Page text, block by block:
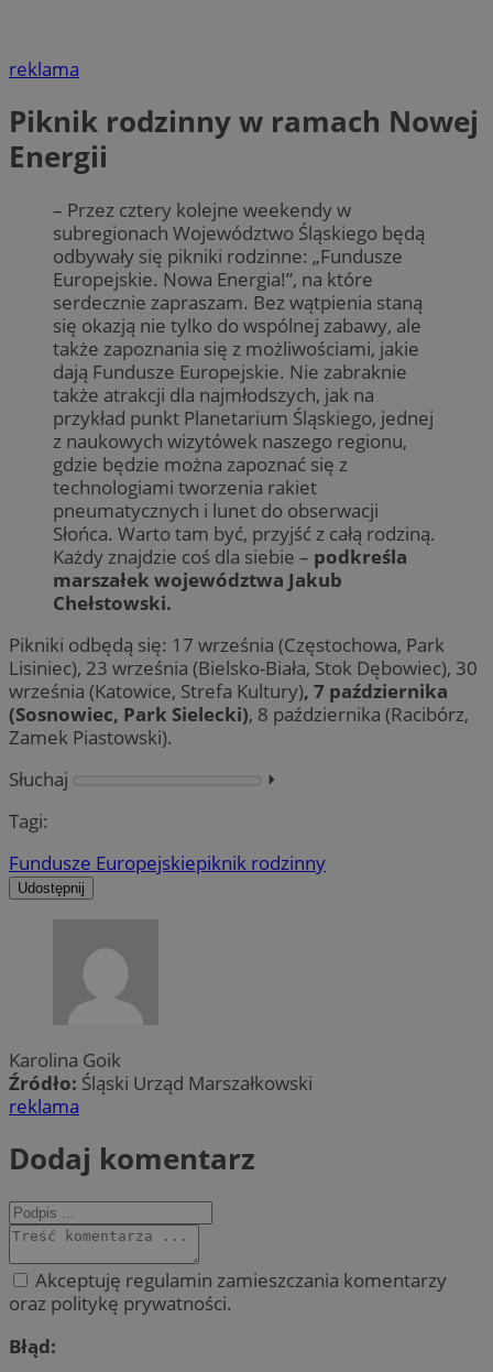
reklama
Piknik rodzinny w ramach Nowej
Energii
– Przez cztery kolejne weekendy w
subregionach Województwo Śląskiego będą
odbywały się pikniki rodzinne: „Fundusze
Europejskie. Nowa Energia!”, na które
serdecznie zapraszam. Bez wątpienia staną
się okazją nie tylko do wspólnej zabawy, ale
także zapoznania się z możliwościami, jakie
dają Fundusze Europejskie. Nie zabraknie
także atrakcji dla najmłodszych, jak na
przykład punkt Planetarium Śląskiego, jednej
z naukowych wizytówek naszego regionu,
gdzie będzie można zapoznać się z
technologiami tworzenia rakiet
pneumatycznych i lunet do obserwacji
Słońca. Warto tam być, przyjść z całą rodziną.
Każdy znajdzie coś dla siebie – podkreśla
marszałek województwa Jakub
Chełstowski.
Pikniki odbędą się: 17 września (Częstochowa, Park
Lisiniec), 23 września (Bielsko-Biała, Stok Dębowiec), 30
września (Katowice, Strefa Kultury), 7 października
(Sosnowiec, Park Sielecki), 8 października (Racibórz,
Zamek Piastowski).
Słuchaj
⏵︎
Tagi:
Fundusze Europejskiepiknik rodzinny
Udostępnij
Karolina Goik
Źródło: Śląski Urząd Marszałkowski
reklama
Dodaj komentarz
Akceptuję regulamin zamieszczania komentarzy
oraz politykę prywatności.
Błąd: